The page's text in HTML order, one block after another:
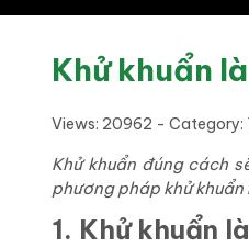
Khử khuẩn
Views: 20962 - Category:
Khử khuẩn đúng cách
phương pháp khử
1. Khử khuẩn